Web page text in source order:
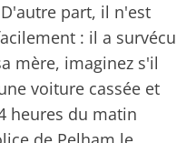
part, il n'est
: il a survécu
mère, imaginez s'il
voiture cassée et
heures du matin